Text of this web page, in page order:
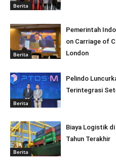
Berita
Berita
Pemerintah
on Carriage of
London
Berita
Pelindo
Terintegrasi
Berita
Biaya Logistik
Tahun Terakhir